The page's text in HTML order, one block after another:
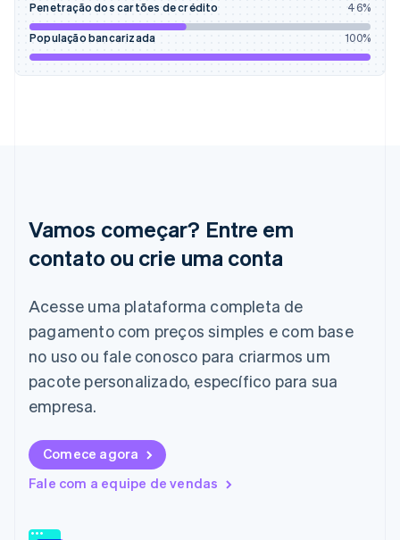
Penetração dos cartões de crédito 46%
População bancarizada 100%
Vamos começar? Entre em
contato ou crie uma conta
Acesse uma plataforma completa de
pagamento com preços simples e com base
no uso ou fale conosco para criarmos um
pacote personalizado, específico para sua
empresa.
Comece agora
Fale com a equipe de vendas
Finlândia
EnglishSvenska
França
Irlanda
English
Japão
日本語English
English
Liechtenstein
Lituânia
Luxemburgo
FrançaisDeutschEnglish
Malásia